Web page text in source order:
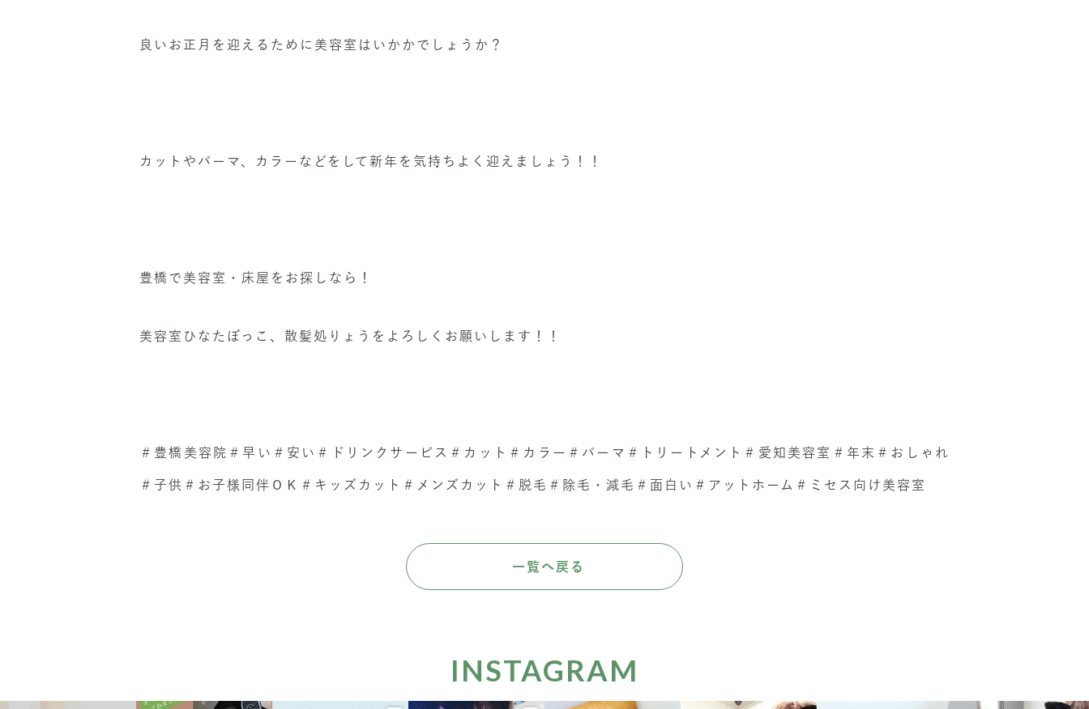
良いお正月を迎えるために美容室はいかかでしょうか？
カットやパーマ、カラーなどをして新年を気持ちよく迎えましょう！！
豊橋で美容室・床屋をお探しなら！
美容室ひなたぼっこ、散髪処りょうをよろしくお願いします！！
＃豊橋美容院＃早い＃安い＃ドリンクサービス＃カット＃カラー＃パーマ＃トリートメント＃愛知美容室＃年末＃おしゃれ
＃子供​＃お子様同伴ＯＫ＃キッズカット＃メンズカット＃脱毛＃除毛・減毛＃面白い＃アットホーム＃ミセス向け美容室​​​​​​
一覧へ戻る
INSTAGRAM